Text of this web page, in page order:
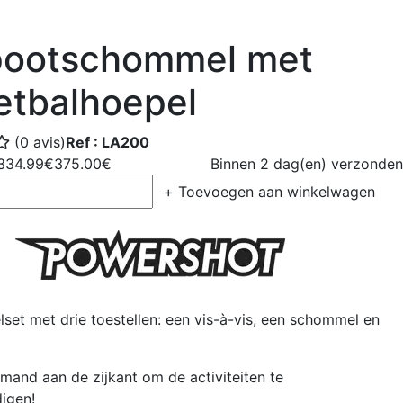
met
(0 avis)Ref : LA200
375.00€ Binnen 2 dag(en) verzonden
+ Toevoegen aan winkelwagen
met drie toestellen: een vis-à-vis, een schommel en
aan de zijkant om de activiteiten te